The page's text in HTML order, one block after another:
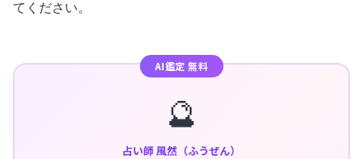
てください。
AI鑑定 無料
🔮
占い師 風然（ふうぜん）